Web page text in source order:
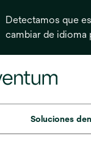
Detectamos que
cambiar de idioma
Soluciones